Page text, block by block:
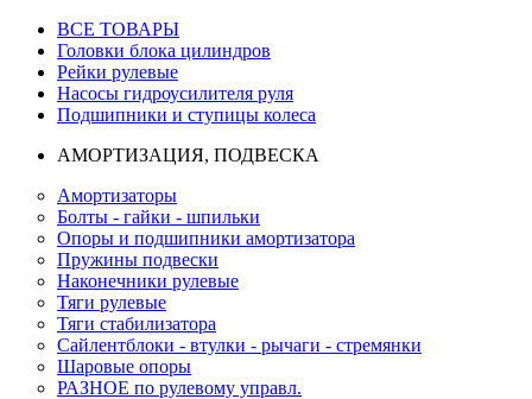
ВСЕ ТОВАРЫ
Головки блока цилиндров
Рейки рулевые
Насосы гидроусилителя руля
Подшипники и ступицы колеса
АМОРТИЗАЦИЯ, ПОДВЕСКА
Амортизаторы
Болты - гайки - шпильки
Опоры и подшипники амортизатора
Пружины подвески
Наконечники рулевые
Тяги рулевые
Тяги стабилизатора
Сайлентблоки - втулки - рычаги - стремянки
Шаровые опоры
РАЗНОЕ по рулевому управл.